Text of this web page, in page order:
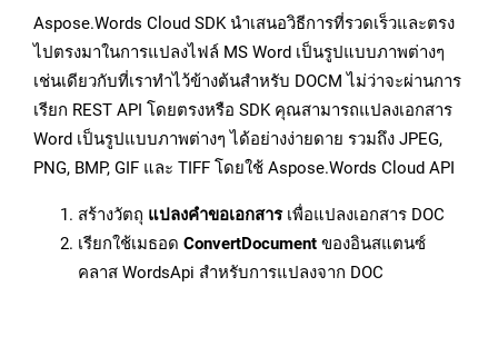
Aspose.Words Cloud SDK นำเสนอวิธีการที่รวดเร็วและตรง
ไปตรงมาในการแปลงไฟล์ MS Word เป็นรูปแบบภาพต่างๆ
เช่นเดียวกับที่เราทำไว้ข้างต้นสำหรับ DOCM ไม่ว่าจะผ่านการ
เรียก REST API โดยตรงหรือ SDK คุณสามารถแปลงเอกสาร
Word เป็นรูปแบบภาพต่างๆ ได้อย่างง่ายดาย รวมถึง JPEG,
PNG, BMP, GIF และ TIFF โดยใช้ Aspose.Words Cloud API
สร้างวัตถุ แปลงคำขอเอกสารเพื่อแปลงเอกสาร DOC
เรียกใช้เมธอด ConvertDocument ของอินสแตนซ์
คลาส WordsApi สำหรับการแปลงจาก DOC